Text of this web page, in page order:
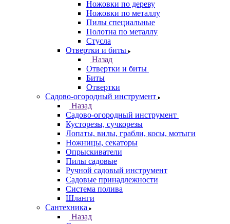
Ножовки по дереву
Ножовки по металлу
Пилы специальные
Полотна по металлу
Стусла
Отвертки и биты
Назад
Отвертки и биты
Биты
Отвертки
Садово-огородный инструмент
Назад
Садово-огородный инструмент
Кусторезы, сучкорезы
Лопаты, вилы, грабли, косы, мотыги
Ножницы, секаторы
Опрыскиватели
Пилы садовые
Ручной садовый инструмент
Садовые принадлежности
Система полива
Шланги
Сантехника
Назад